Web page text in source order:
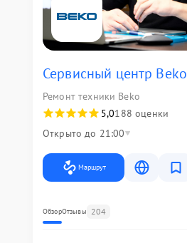
Сервисный центр Beko
Ремонт техники Beko
5,0188 оценки
Открыто до 21:00
Маршрут
ОбзорОтзывы 204